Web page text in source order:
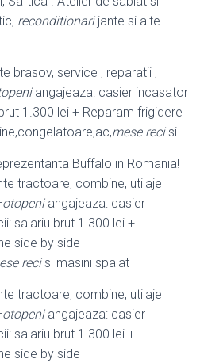
reconditionarijante si alte
brasov, service , reparatii ,
angajeaza: casier incasator
1.300 lei + Reparam frigidere
mese recisi
Buffalo in Romania!
tractoare, combine, utilaje
otopeniangajeaza: casier
salariu brut 1.300 lei +
side by side
recisi masini spalat
tractoare, combine, utilaje
otopeniangajeaza: casier
salariu brut 1.300 lei +
side by side